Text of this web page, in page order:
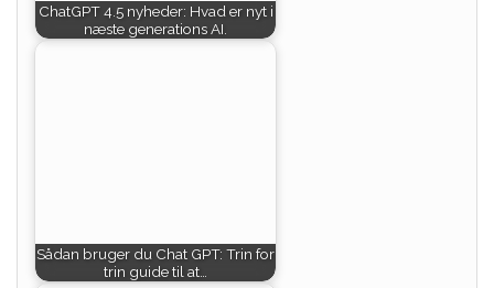
ChatGPT 4.5 nyheder: Hvad er nyt i
næste generations AI.
Sådan bruger du Chat GPT: Trin for
trin guide til at…